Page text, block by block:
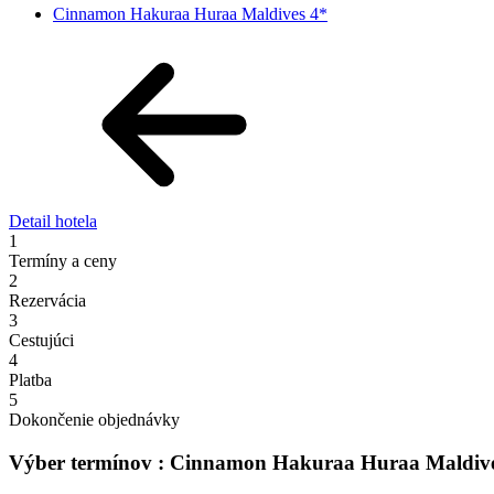
Cinnamon Hakuraa Huraa Maldives 4*
Detail hotela
1
Termíny a ceny
2
Rezervácia
3
Cestujúci
4
Platba
5
Dokončenie objednávky
Výber termínov : Cinnamon Hakuraa Huraa